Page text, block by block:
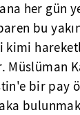
her gün
bu
kimi
Müslüman
bir pay